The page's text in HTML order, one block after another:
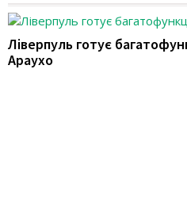
Ліверпуль готує
Араухо